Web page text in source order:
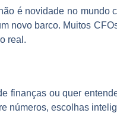
é novidade no mundo
novo barco. Muitos
real.
finanças ou quer
números, escolhas